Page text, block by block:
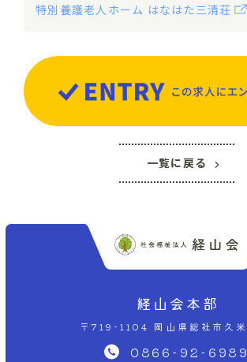
特別養護老人ホーム はなはた三清荘
一覧に戻る
経山会本部
〒719-1104 岡山県総社市久
0866-92-6989